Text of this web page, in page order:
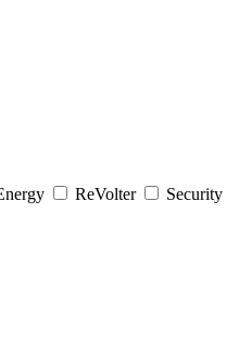
ReVolter
Security